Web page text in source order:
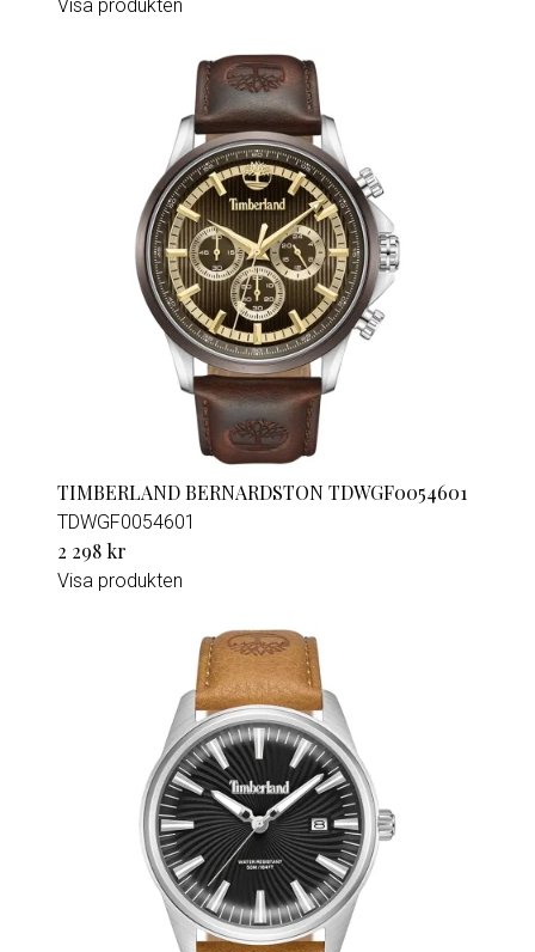
Visa produkten
TIMBERLAND BERNARDSTON TDWGF0054601
TDWGF0054601
2 298 kr
Visa produkten